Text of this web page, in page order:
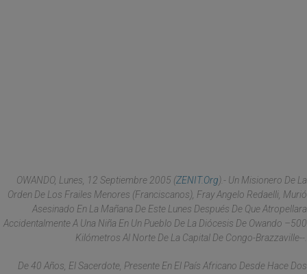
OWANDO, Lunes, 12 Septiembre 2005 (ZENIT.org).- Un Misionero De La
Orden De Los Frailes Menores (franciscanos), Fray Angelo Redaelli, Murió
Asesinado En La Mañana De Este Lunes Después De Que Atropellara
Accidentalmente A Una Niña En Un Pueblo De La Diócesis De Owando –500
Kilómetros Al Norte De La Capital De Congo-Brazzaville--.
De 40 Años, El Sacerdote, Presente En El País Africano Desde Hace Dos